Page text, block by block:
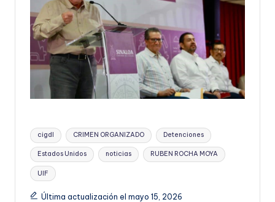
Etiquetas:
cigdl CRIMEN ORGANIZADO Detenciones
Estados Unidos noticias RUBEN ROCHA MOYA
UIF
Última actualización el mayo 15, 2026